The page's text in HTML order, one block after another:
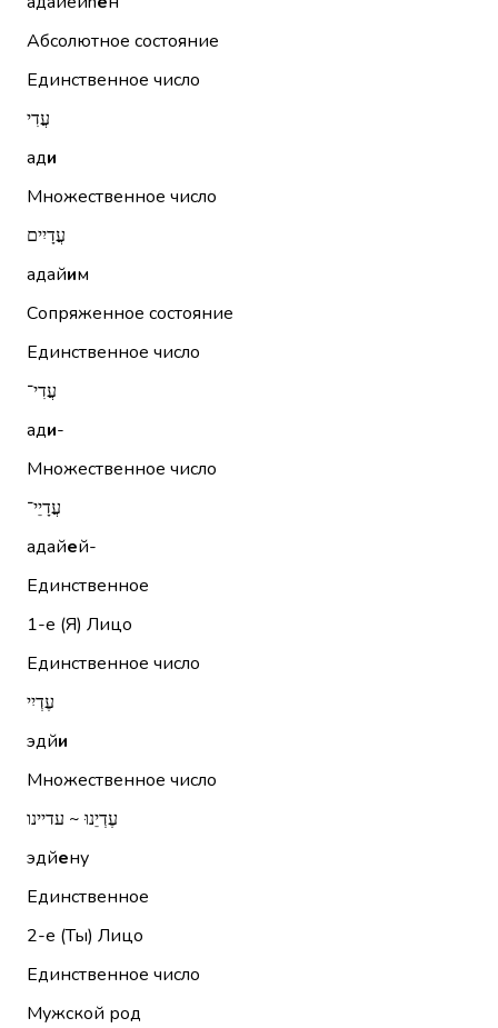
Абсолютное состояние
Единственное число
עֲדִי
ади
Множественное число
עֲדָיִים
адайим
Сопряженное состояние
Единственное число
עֲדִי־
ади-
Множественное число
עֲדָיֵי־
адайей-
Единственное
1-е (Я) Лицо
Единственное число
עֶדְיִי
эдйи
Множественное число
עֶדְיֵנוּ ~ עדיינו
эдйену
Единственное
2-е (Ты) Лицо
Единственное число
Мужской род